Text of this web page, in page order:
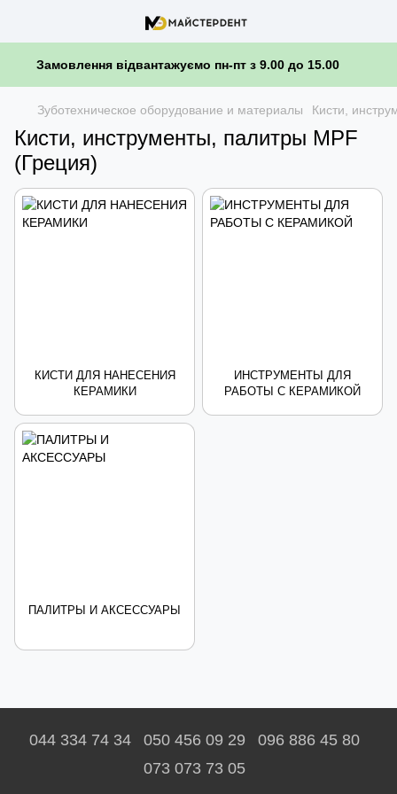
Замовлення відвантажуємо пн-пт з 9.00 до 15.00
Зуботехническое оборудование и материалы Кисти,
Кисти, инструменты, палитры MPF
(Греция)
КИСТИ ДЛЯ НАНЕСЕНИЯ
КЕРАМИКИ
ИНСТРУМЕНТЫ ДЛЯ
РАБОТЫ С КЕРАМИКОЙ
ПАЛИТРЫ И АКСЕССУАРЫ
044 334 74 34 050 456 09 29
096 886 45 80
073 073 73 05